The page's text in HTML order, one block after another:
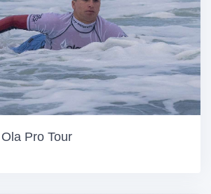
Pro Tour